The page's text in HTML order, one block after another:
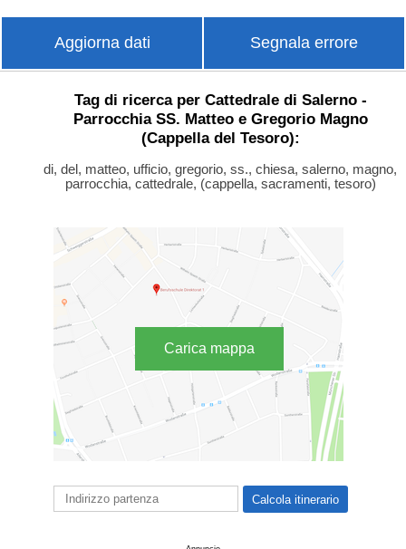
Aggiorna dati Segnala errore
Tag di ricerca per Cattedrale di Salerno -
Parrocchia SS. Matteo e Gregorio Magno
(Cappella del Tesoro):
di, del, matteo, ufficio, gregorio, ss., chiesa, salerno, magno,
parrocchia, cattedrale, (cappella, sacramenti, tesoro)
Carica mappa